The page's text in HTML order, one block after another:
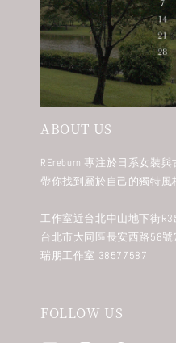
ABOUT US
REreburn 專注於日系女裝
帶你找到屬於自己的獨特風
工作室近台北中山地下街R3
台北市大同區長安西路58號
瑞朋工作室 38577587
FOLLOW US